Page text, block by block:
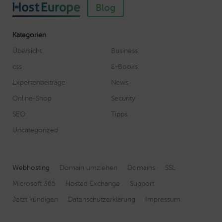
Blog
Kategorien
Übersicht
Business
css
E-Books
Expertenbeiträge
News
Online-Shop
Security
SEO
Tipps
Uncategorized
Webhosting Domain umziehen Domains
SSL
Microsoft 365
Hosted Exchange
Support
Jetzt kündigen
Datenschutzerklärung Impressum